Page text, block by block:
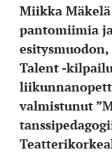
Miikka
pantomiimia
Talent -
valmistunut